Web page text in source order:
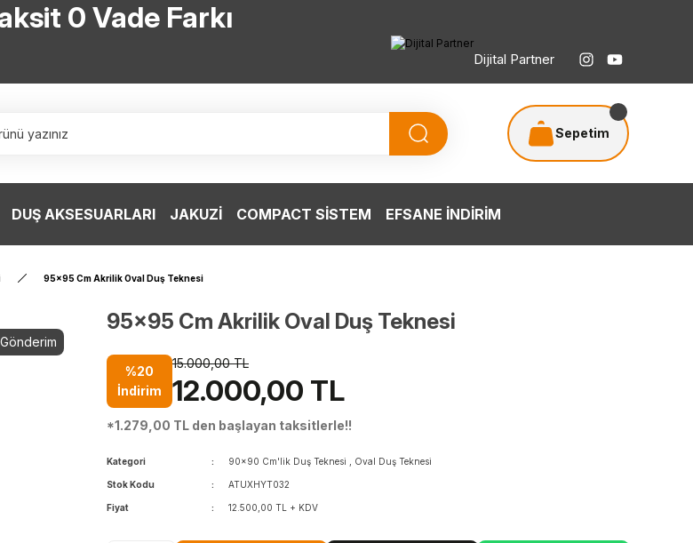
0 Vade Farkı
HERYERİNE ÜCRETSİZ KARGO
Dijital Partner
Sepetim
DUŞ AKSESUARLARI JAKUZİ COMPACT SİSTEM EFSANE İNDİRİM
95x95 Cm Akrilik Oval Duş Teknesi
Gönderim
95x95 Cm Akrilik Oval Duş Teknesi
%20
İndirim
15.000,00 TL
12.000,00 TL
*1.279,00 TL den başlayan taksitlerle!!
Kategori 90x90 Cm'lik Duş Teknesi Oval Duş Teknesi
Stok Kodu ATUXHYT032
Fiyat 12.500,00 TL + KDV